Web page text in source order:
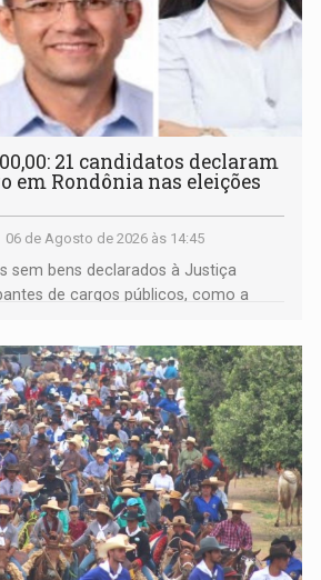
00,00: 21 candidatos declaram
em Rondônia nas eleições
06 de Agosto de 2026 às 14:45
sem bens declarados à Justiça
de cargos públicos, como a
a vice-prefeita Magna dos Anjos